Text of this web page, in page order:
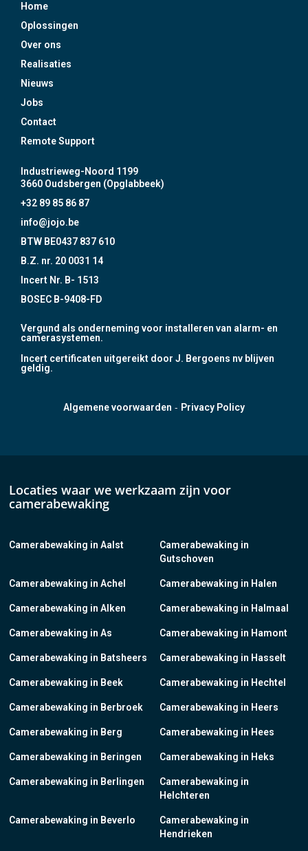
Home
Oplossingen
Over ons
Realisaties
Nieuws
Jobs
Contact
Remote Support
Industrieweg-Noord 1199
3660 Oudsbergen (Opglabbeek)
+32 89 85 86 87
info@jojo.be
BTW BE0437 837 610
B.Z. nr. 20 0031 14
Incert Nr. B- 1513
BOSEC B-9408-FD
Vergund als onderneming voor installeren van alarm- en
camerasystemen.
Incert certificaten uitgereikt door J. Bergoens nv blijven
geldig.
Algemene voorwaarden - Privacy Policy
Locaties waar we werkzaam zijn voor
camerabewaking
Camerabewaking in Aalst
Camerabewaking in Achel
Camerabewaking in Alken
Camerabewaking in As
Camerabewaking in Batsheers
Camerabewaking in Beek
Camerabewaking in Berbroek
Camerabewaking in Berg
Camerabewaking in Beringen
Camerabewaking in Berlingen
Camerabewaking in Beverlo
Camerabewaking in
Gutschoven
Camerabewaking in Halen
Camerabewaking in Halmaal
Camerabewaking in Hamont
Camerabewaking in Hasselt
Camerabewaking in Hechtel
Camerabewaking in Heers
Camerabewaking in Hees
Camerabewaking in Heks
Camerabewaking in
Helchteren
Camerabewaking in
Hendrieken